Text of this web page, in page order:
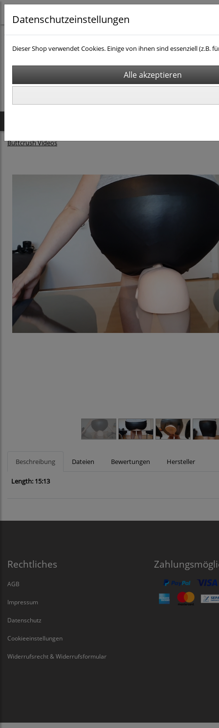
Buttcrush Videos
Beschreibung Dateien Bewertungen Hersteller
Length: 15:13
Rechtliches
AGB
Impressum
Datenschutz
Cookieeinstellungen
Widerrufsrecht & Widerrufsformular
Datenschutzeinstellungen
Dieser Shop verwendet Cookies. Einige von ihnen sind essenziell